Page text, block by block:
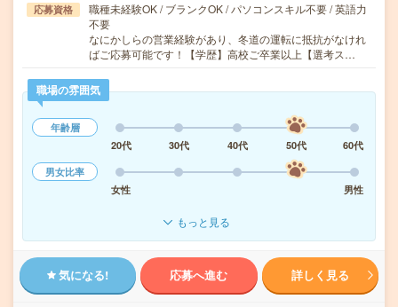
応募資格
職種未経験OK / ブランクOK / パソコンスキル不要 / 英語力
不要
なにかしらの営業経験があり、冬道の運転に抵抗がなけれ
ばご応募可能です！【学歴】高校ご卒業以上【選考ス…
職場の雰囲気
年齢層
20代
30代 40代 50代
60代
男女比率
女性
男性
もっと見る
気になる! 応募へ進む 詳しく見る